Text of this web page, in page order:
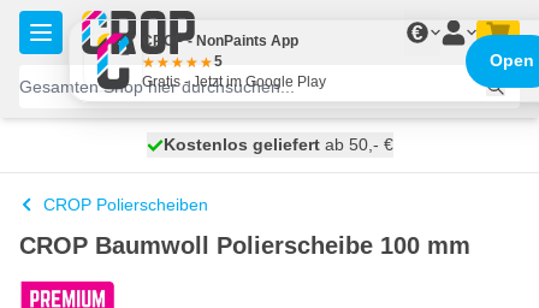
Zum Inhalt springen
€
heute versendet
Kostenlos geliefertab 50,- €
100 Tage
CROP Polierscheiben
CROP Baumwoll Polierscheibe 100 mm
CROP - NonPaints App
5
Gratis - Jetzt im Google Play
Open